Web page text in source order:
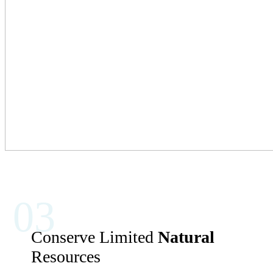
Conserve LimitedNatural
Resources